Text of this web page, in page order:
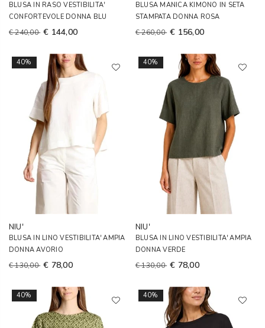
BLUSA IN RASO VESTIBILITA'
CONFORTEVOLE DONNA BLU
€ 240,00 € 144,00
BLUSA MANICA KIMONO IN SETA
STAMPATA DONNA ROSA
€ 260,00 € 156,00
40%
NIU'
BLUSA IN LINO VESTIBILITA' AMPIA
DONNA AVORIO
€ 130,00 € 78,00
40%
NIU'
BLUSA IN LINO VESTIBILITA' AMPIA
DONNA VERDE
€ 130,00 € 78,00
40% 40%